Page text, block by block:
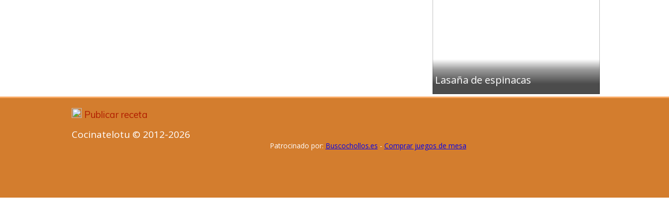
Lasaña de espinacas
Publicar receta
Cocinatelotu © 2012-2026
Patrocinado por: Buscochollos.es - Comprar juegos de mesa